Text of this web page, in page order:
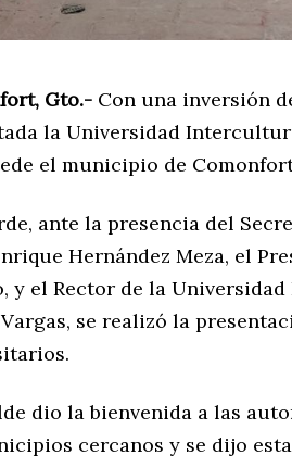
Gto.- Con una inversión
la Universidad
el municipio de
ante la presencia del
Hernández Meza, el
y el Rector de la
se realizó la
dio la bienvenida a las
cercanos y se dijo